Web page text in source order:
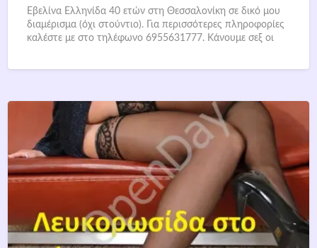
Εβελίνα Ελληνίδα 40 ετών στη Θεσσαλονίκη σε δικό μου
διαμέρισμα (όχι στούντιο). Για περισσότερες πληροφορίες
καλέστε με στο τηλέφωνο 6955631777. Κάνουμε σεξ οι